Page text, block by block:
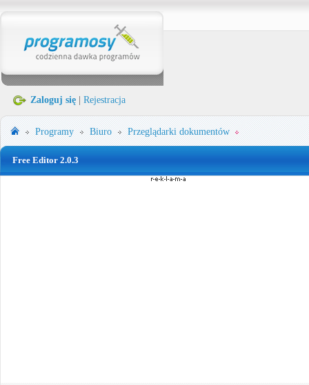
Zaloguj się Rejestracja
Programy Biuro Przeglądarki dokumentów
Free Editor 2.0.3